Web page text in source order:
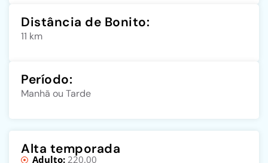
Distância de Bonito:
11 km
Período:
Manhã ou Tarde
Alta temporada
Adulto: 220,00